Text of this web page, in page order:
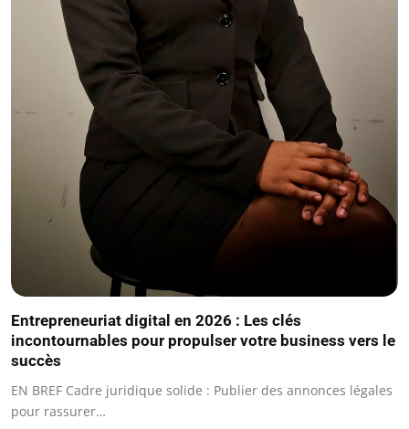
Entrepreneuriat digital en 2026 : Les clés
incontournables pour propulser votre business vers le
succès
EN BREF Cadre juridique solide : Publier des annonces légales
pour rassurer…